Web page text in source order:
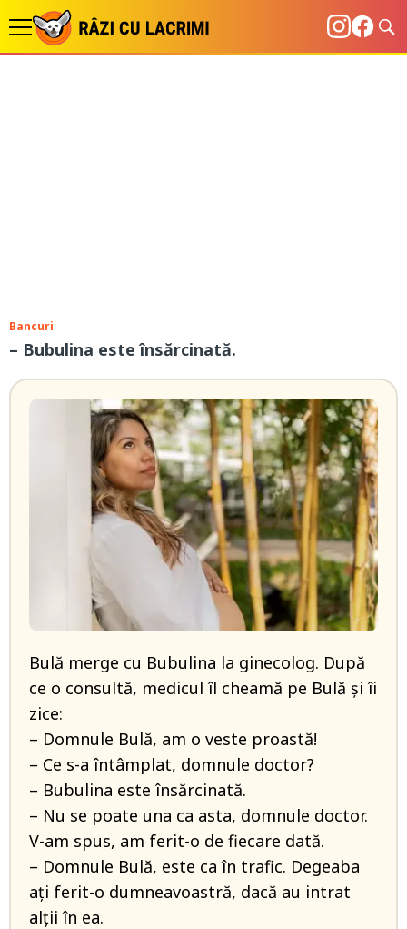
Bancuri
– Bubulina este însărcinată.
Bulă merge cu Bubulina la ginecolog. După
ce o consultă, medicul îl cheamă pe Bulă și îi
zice:
– Domnule Bulă, am o veste proastă!
– Ce s-a întâmplat, domnule doctor?
– Bubulina este însărcinată.
– Nu se poate una ca asta, domnule doctor.
V-am spus, am ferit-o de fiecare dată.
– Domnule Bulă, este ca în trafic. Degeaba
ați ferit-o dumneavoastră, dacă au intrat
alții în ea.